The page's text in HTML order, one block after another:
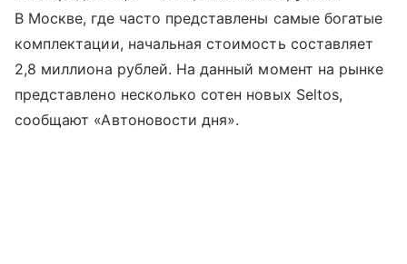
В Москве, где часто представлены самые богатые
комплектации, начальная стоимость составляет
2,8 миллиона рублей. На данный момент на рынке
представлено несколько сотен новых Seltos,
сообщают «Автоновости дня».